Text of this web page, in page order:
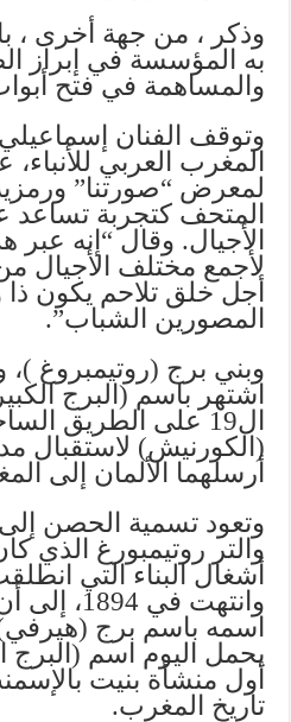
وذكر ، من جهة أخرى ،
به المؤسسة في إبراز
والمساهمة في فتح
وتوقف الفنان
المغرب العربي للأنباء،
لمعرض “صورتنا”
المتحف كتجربة تساعد
الأجيال. وقال “إنه
لأجمع مختلف الأجيال
أجل خلق تلاحم يكون
المصورين الشباب”.
وبني برج (روتيمبروغ
اشتهر باسم (البرج
ال19 على الطريق
أرسلهما الألمان إلى
وتعود تسمية الحصن
والتر روتيمبورغ الذي
وانتهت في
يحمل اليوم اسم (البرج
أول منشأة بنيت
تاريخ المغرب.